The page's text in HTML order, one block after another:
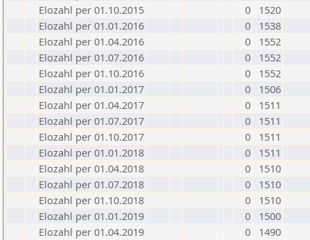
Elozahl per 01.10.2015
0
1520
Elozahl per 01.01.2016
0
1538
Elozahl per 01.04.2016
0
1552
Elozahl per 01.07.2016
0
1552
Elozahl per 01.10.2016
0
1552
Elozahl per 01.01.2017
0
1506
Elozahl per 01.04.2017
0
1511
Elozahl per 01.07.2017
0
1511
Elozahl per 01.10.2017
0
1511
Elozahl per 01.01.2018
0
1511
Elozahl per 01.04.2018
0
1510
Elozahl per 01.07.2018
0
1510
Elozahl per 01.10.2018
0
1510
Elozahl per 01.01.2019
0
1500
Elozahl per 01.04.2019
0
1490